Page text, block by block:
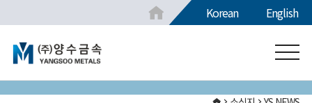
Korean English